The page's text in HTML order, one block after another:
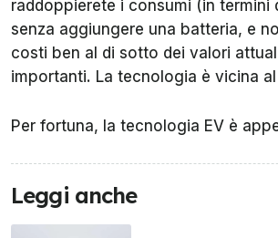
raddoppierete i consumi (in termini
senza aggiungere una batteria, e
costi ben al di sotto dei valori
importanti. La tecnologia è vicina
Per fortuna, la tecnologia EV è
Leggi anche